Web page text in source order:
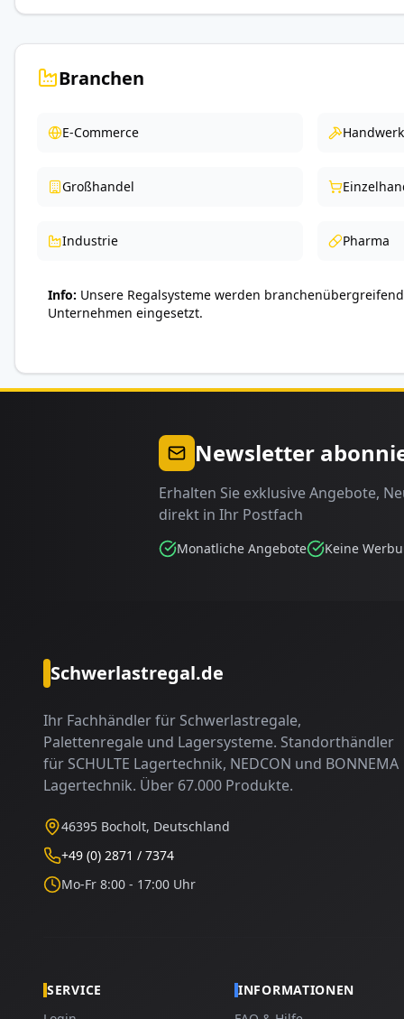
Branchen
E-Commerce Handwerk
Großhandel
Industrie Pharma
Info Unsere Regalsysteme werden
Unternehmen eingesetzt.
Newsletter
Erhalten Sie exklusive Angebote,
direkt in Ihr Postfach
Monatliche Angebote Keine
Schwerlastregal.de
Ihr Fachhändler für Schwerlastregale,
Palettenregale und Lagersysteme. Standorthändler
für SCHULTE Lagertechnik, NEDCON und BONNEMA
Lagertechnik. Über 67.000 Produkte.
46395 Bocholt, Deutschland
+49 (0) 2871 / 7374
Mo-Fr 8:00 - 17:00 Uhr
SERVICE
INFORMATIONEN